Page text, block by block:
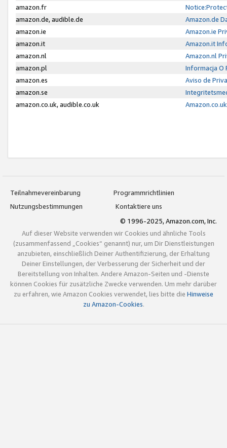
amazon.fr
amazon.de, audible.de
Amazon.de
amazon.ie
Amazon.ie
amazon.it
Amazon.it
amazon.nl
Amazon.nl
amazon.pl
Informacja O
amazon.es
Aviso de
amazon.se
amazon.co.uk, audible.co.uk
Teilnahmevereinbarung
Programmrichtlinien
Nutzungsbestimmungen
Kontaktiere uns
© 1996-2025, Amazon.com, Inc.
Auf dieser Website verwenden wir Cookies und ähnliche Tools
(zusammenfassend „Cookies“ genannt) nur, um Dir Dienstleistungen
anzubieten, einschließlich Deiner Authentifizierung, der Erhaltung
Deiner Einstellungen, der Verbesserung der Sicherheit und der
Bereitstellung von Inhalten. Andere Amazon-Seiten und -Dienste
können Cookies für zusätzliche Zwecke verwenden. Um mehr darüber
zu erfahren, wie Amazon Cookies verwendet, lies bitte die Hinweise
zu Amazon-Cookies.